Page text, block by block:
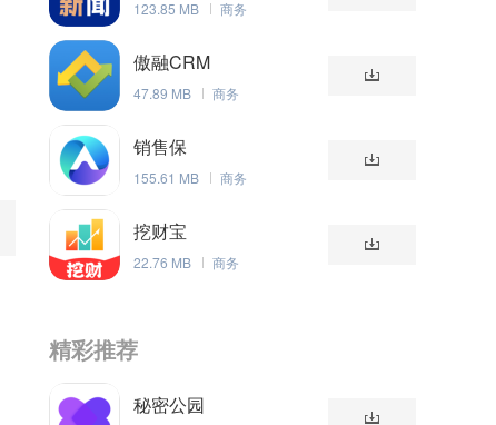
123.85 MB 商务
傲融CRM
47.89 MB 商务
销售保
155.61 MB 商务
挖财宝
22.76 MB 商务
精彩推荐
秘密公园